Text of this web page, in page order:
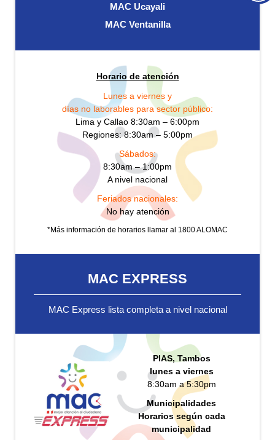
MAC Ucayali
MAC Ventanilla
Horario de atención
Lunes a viernes y
días no laborables para sector público:
Lima y Callao 8:30am – 6:00pm
Regiones: 8:30am – 5:00pm
Sábados:
8:30am – 1:00pm
A nivel nacional
Feriados nacionales:
No hay atención
*Más información de horarios llamar al 1800 ALOMAC
MAC EXPRESS
MAC Express lista completa a nivel nacional
PIAS, Tambos
lunes a viernes
8:30am a 5:30pm
Municipalidades
Horarios según cada
municipalidad